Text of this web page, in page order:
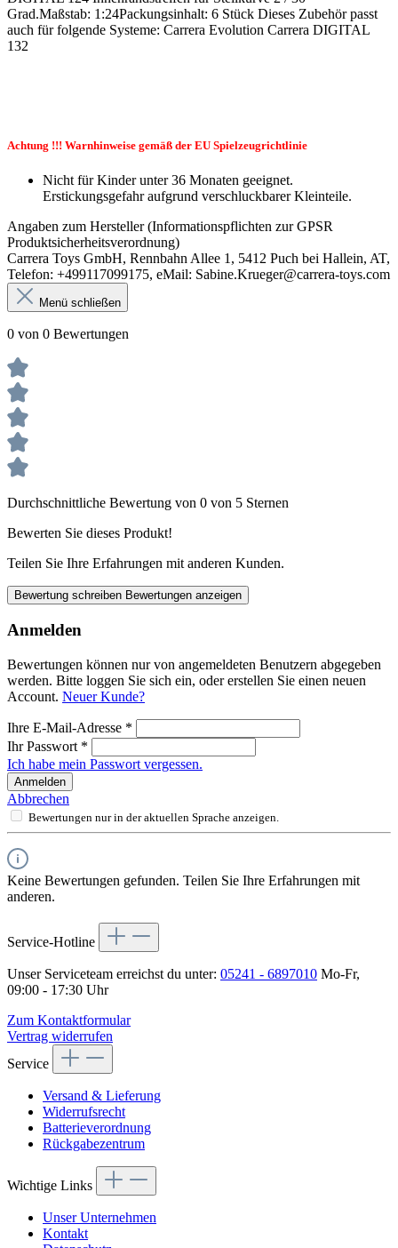
Grad.Maßstab: 1:24Packungsinhalt: 6 Stück Dieses Zubehör passt
auch für folgende Systeme: Carrera Evolution Carrera DIGITAL
132
Achtung !!! Warnhinweise gemäß der EU Spielzeugrichtlinie
Nicht für Kinder unter 36 Monaten geeignet.
Erstickungsgefahr aufgrund verschluckbarer Kleinteile.
Angaben zum Hersteller (Informationspflichten zur GPSR
Produktsicherheitsverordnung)
Carrera Toys GmbH, Rennbahn Allee 1, 5412 Puch bei Hallein, AT,
Telefon: +499117099175, eMail: Sabine.Krueger@carrera-toys.com
Menü schließen
0 von 0 Bewertungen
Durchschnittliche Bewertung von 0 von 5 Sternen
Bewerten Sie dieses Produkt!
Teilen Sie Ihre Erfahrungen mit anderen Kunden.
Bewertung schreiben Bewertungen anzeigen
Anmelden
Bewertungen können nur von angemeldeten Benutzern abgegeben
werden. Bitte loggen Sie sich ein, oder erstellen Sie einen neuen
Account. Neuer Kunde?
Ihre E-Mail-Adresse *
Ihr Passwort *
Ich habe mein Passwort vergessen.
Anmelden
Abbrechen
Bewertungen nur in der aktuellen Sprache anzeigen.
Keine Bewertungen gefunden. Teilen Sie Ihre Erfahrungen mit
anderen.
Service-Hotline
Unser Serviceteam erreichst du unter: 05241 - 6897010 Mo-Fr,
09:00 - 17:30 Uhr
Zum Kontaktformular
Vertrag widerrufen
Service
Versand & Lieferung
Widerrufsrecht
Batterieverordnung
Rückgabezentrum
Wichtige Links
Unser Unternehmen
Kontakt